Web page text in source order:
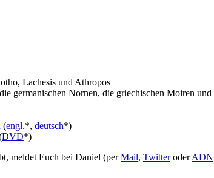
Lachesis und Athropos
germanischen Nornen, die griechischen Moiren
(engl.*, deutsch*)
DVD*)
meldet Euch bei Daniel (perMail, TwitteroderADN